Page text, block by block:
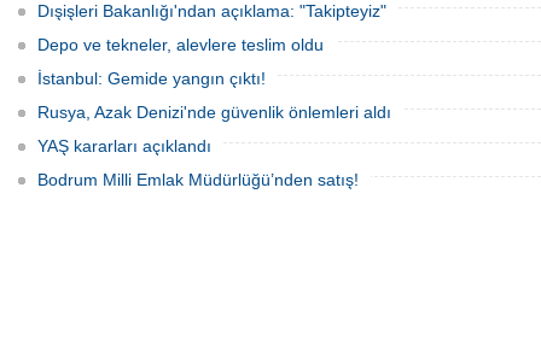
Dışişleri Bakanlığı'ndan açıklama: "Takipteyiz"
Depo ve tekneler, alevlere teslim oldu
İstanbul: Gemide yangın çıktı!
Rusya, Azak Denizi'nde güvenlik önlemleri aldı
YAŞ kararları açıklandı
Bodrum Milli Emlak Müdürlüğü’nden satış!